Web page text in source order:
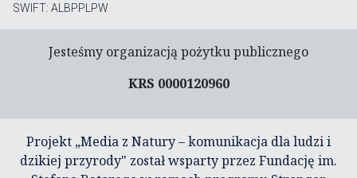
SWIFT: ALBPPLPW
Jesteśmy organizacją pożytku publicznego
KRS 0000120960
Projekt „Media z Natury – komunikacja dla ludzi i
dzikiej przyrody" został wsparty przez Fundację im.